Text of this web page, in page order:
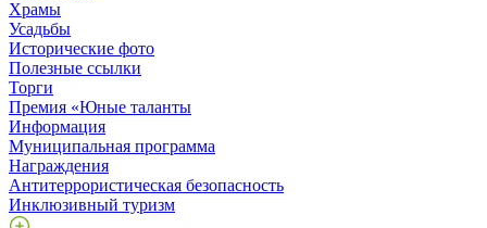
Храмы
Усадьбы
Исторические фото
Полезные ссылки
Торги
Премия «Юные таланты
Информация
Муниципальная программа
Награждения
Антитеррористическая безопасность
Инклюзивный туризм